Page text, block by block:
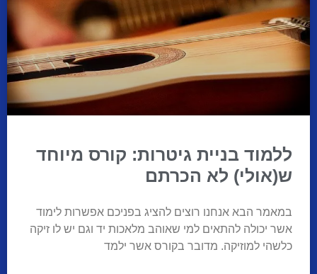
ללמוד בניית גיטרות: קורס מיוחד
ש(אולי) לא הכרתם
במאמר הבא אנחנו רוצים להציג בפניכם אפשרות לימוד
אשר יכולה להתאים למי שאוהב מלאכות יד וגם יש לו זיקה
כלשהי למוזיקה. מדובר בקורס אשר ילמד